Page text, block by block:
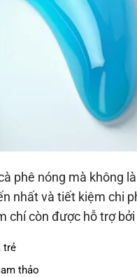
phê nóng mà không
nhất và tiết kiệm chi
chí còn được hỗ trợ
trẻ
thảo